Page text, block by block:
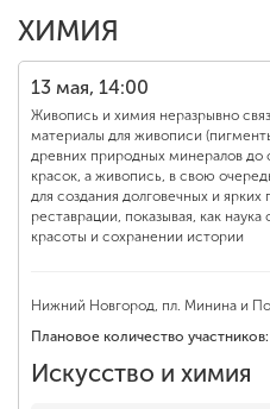
ХИМИЯ
13 мая, 14:00
Живопись и химия неразрывно
материалы для живописи
древних природных минералов до
красок, а живопись, в свою
для создания долговечных и
реставрации, показывая, как
красоты и сохранении истории
Нижний Новгород, пл. Минина и
Плановое количество участников:
Искусство и химия